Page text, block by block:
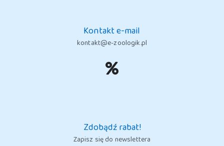
Kontakt e-mail
kontakt@e-zoologik.pl
Zdobądź rabat!
Zapisz się do newslettera